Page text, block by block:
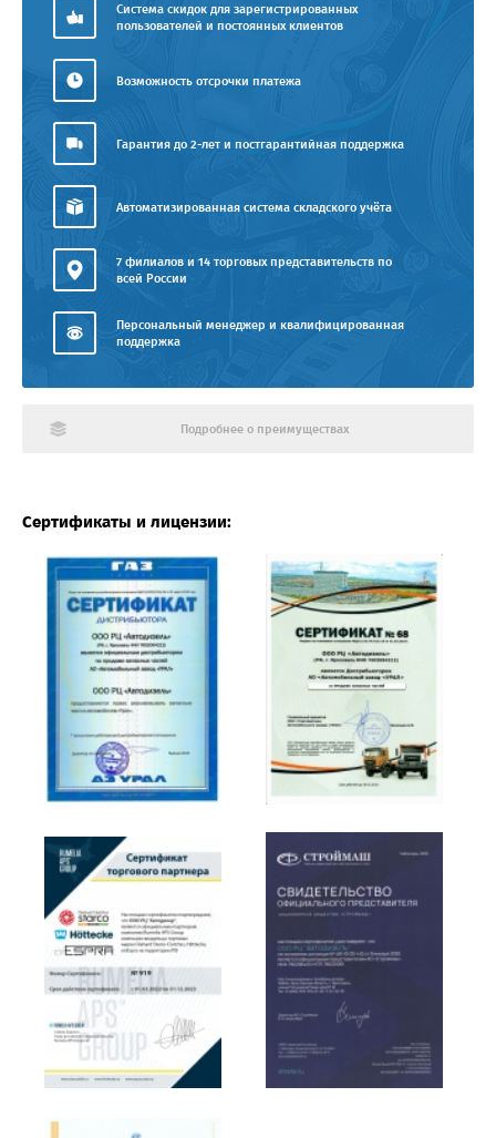
Система скидок для зарегистрированных
пользователей и постоянных клиентов
Возможность отсрочки платежа
Гарантия до 2-лет и постгарантийная поддержка
Автоматизированная система складского учёта
7 филиалов и 14 торговых представительств по
всей России
Персональный менеджер и квалифицированная
поддержка
Подробнее о преимуществах
Сертификаты и лицензии: